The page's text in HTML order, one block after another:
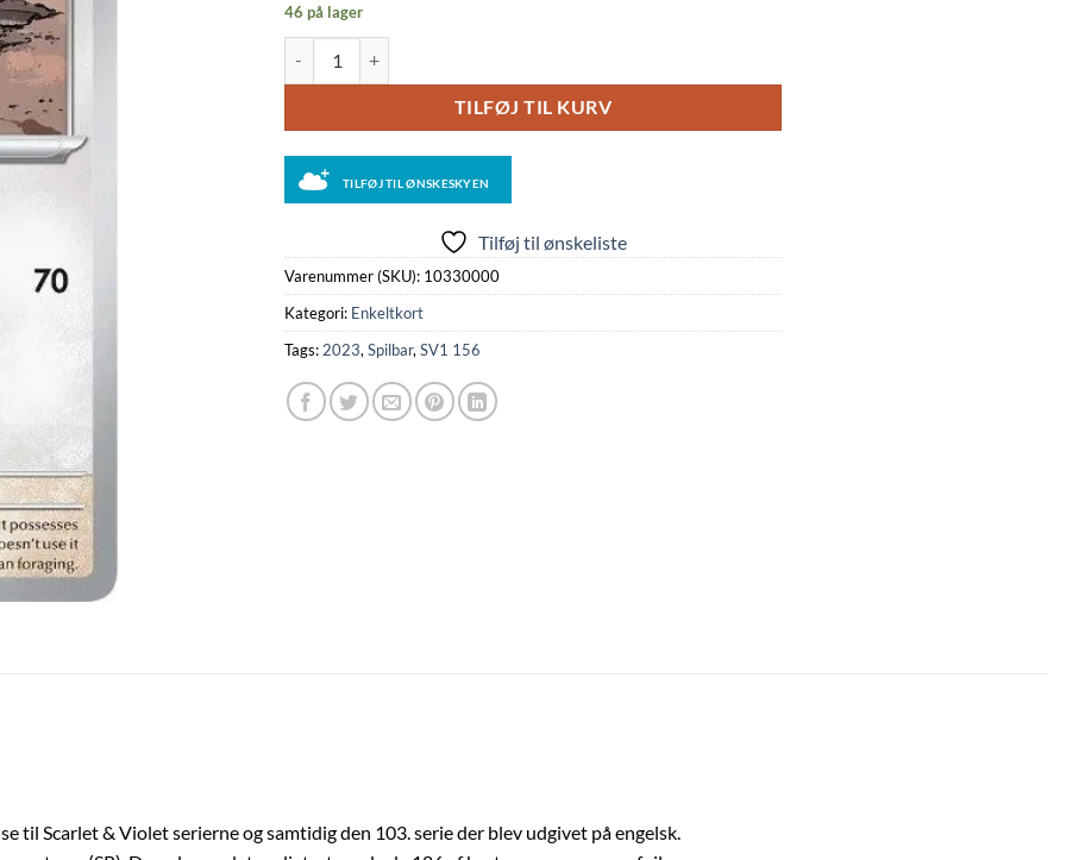
46 på lager
TILFØJ TIL KURV
TILFØJ TIL ØNSKESKYEN
Tilføj til ønskeliste
Varenummer (SKU): 10330000
Kategori: Enkeltkort
Tags: 2023, Spilbar, SV1 156
til Scarlet & Violet serierne og samtidig den 103. serie der blev udgivet på engelsk.